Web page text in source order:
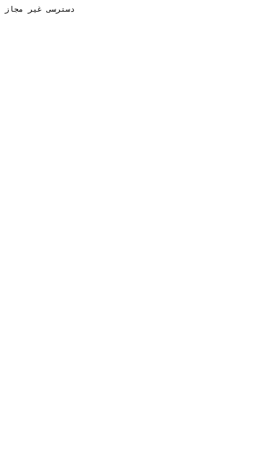
دسترسی غیر مجاز